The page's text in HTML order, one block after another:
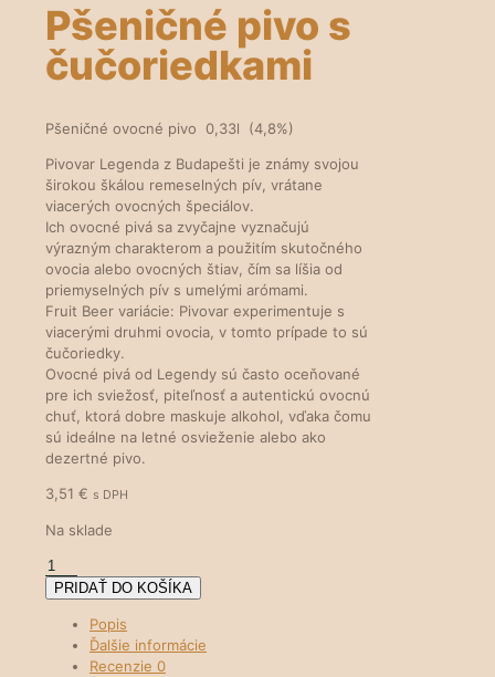
Pšeničné pivo s
čučoriedkami
Pšeničné ovocné pivo 0,33l (4,8%)
Pivovar Legenda z Budapešti je známy svojou
širokou škálou remeselných pív, vrátane
viacerých ovocných špeciálov.
Ich ovocné pivá sa zvyčajne vyznačujú
výrazným charakterom a použitím skutočného
ovocia alebo ovocných štiav, čím sa líšia od
priemyselných pív s umelými arómami.
Fruit Beer variácie: Pivovar experimentuje s
viacerými druhmi ovocia, v tomto prípade to sú
čučoriedky.
Ovocné pivá od Legendy sú často oceňované
pre ich sviežosť, piteľnosť a autentickú ovocnú
chuť, ktorá dobre maskuje alkohol, vďaka čomu
sú ideálne na letné osvieženie alebo ako
dezertné pivo.
3,51 € s DPH
Na sklade
množstvo
Pšeničné
čučoriedkami
PRIDAŤ DO KOŠÍKA
Popis
Ďalšie informácie
Recenzie 0